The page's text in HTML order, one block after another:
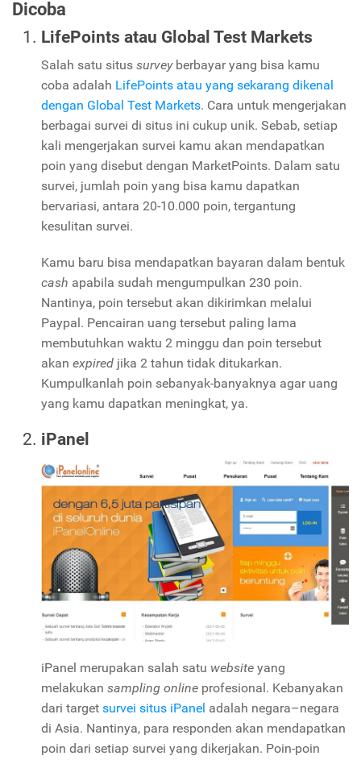
Dicoba
LifePoints atau Global Test Markets
Salah satu situs survey berbayar yang bisa kamu
coba adalah LifePoints atau yang sekarang dikenal
dengan Global Test Markets. Cara untuk mengerjakan
berbagai survei di situs ini cukup unik. Sebab, setiap
kali mengerjakan survei kamu akan mendapatkan
poin yang disebut dengan MarketPoints. Dalam satu
survei, jumlah poin yang bisa kamu dapatkan
bervariasi, antara 20-10.000 poin, tergantung
kesulitan survei.
Kamu baru bisa mendapatkan bayaran dalam bentuk
cash apabila sudah mengumpulkan 230 poin.
Nantinya, poin tersebut akan dikirimkan melalui
Paypal. Pencairan uang tersebut paling lama
membutuhkan waktu 2 minggu dan poin tersebut
akan expired jika 2 tahun tidak ditukarkan.
Kumpulkanlah poin sebanyak-banyaknya agar uang
yang kamu dapatkan meningkat, ya.
iPanel
iPanel merupakan salah satu website yang
melakukan sampling online profesional. Kebanyakan
dari target survei situs iPanel adalah negara–negara
di Asia. Nantinya, para responden akan mendapatkan
poin dari setiap survei yang dikerjakan. Poin-poin